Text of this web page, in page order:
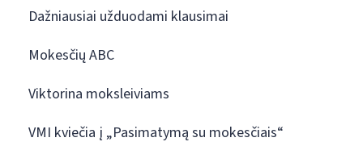
Dažniausiai užduodami klausimai
Mokesčių ABC
Viktorina moksleiviams
VMI kviečia į „Pasimatymą su mokesčiais“